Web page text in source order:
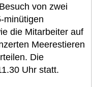
von zwei
minütigen
die Mitarbeiter auf
Meerestieren
Die
Uhr statt.